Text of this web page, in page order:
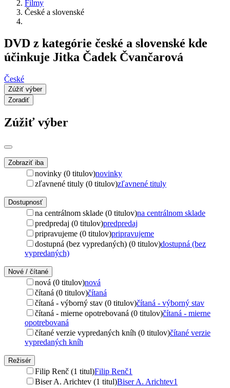
Filmy
České a slovenské
DVD z kategórie české a slovenské kde
účinkuje Jitka Čadek Čvančarová
České
Zúžiť výber
Zoradiť
Zúžiť výber
Zobraziť iba
novinky (0 titulov)novinky
zľavnené tituly (0 titulov)zľavnené tituly
Dostupnosť
na centrálnom sklade (0 titulov)na centrálnom sklade
predpredaj (0 titulov)predpredaj
pripravujeme (0 titulov)pripravujeme
dostupná (bez vypredaných) (0 titulov)dostupná (bez
vypredaných)
Nové / čítané
nová (0 titulov)nová
čítaná (0 titulov)čítaná
čítaná - výborný stav (0 titulov)čítaná - výborný stav
čítaná - mierne opotrebovaná (0 titulov)čítaná - mierne
opotrebovaná
čítané verzie vypredaných kníh (0 titulov)čítané verzie
vypredaných kníh
Režisér
Filip Renč (1 titul)Filip Renč1
Biser A. Arichtev (1 titul)Biser A. Arichtev1